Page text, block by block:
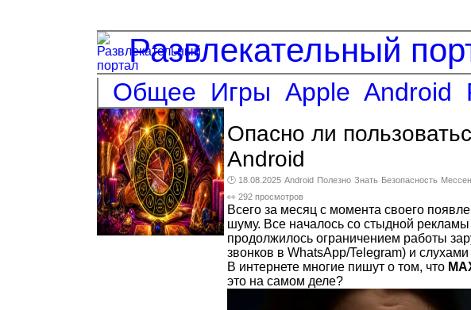
Развлекательный
Общее Игры Apple Android
Опасно ли
Android
🕑 18.08.2025 Android Полезно Знать Безопасность
👀 292 просмотров
Всего за месяц с момента своего
шуму. Все началось со стыдной
продолжилось ограничением работы
звонков в WhatsApp/Telegram) и
В интернете многие пишут о том, что
это на самом деле?